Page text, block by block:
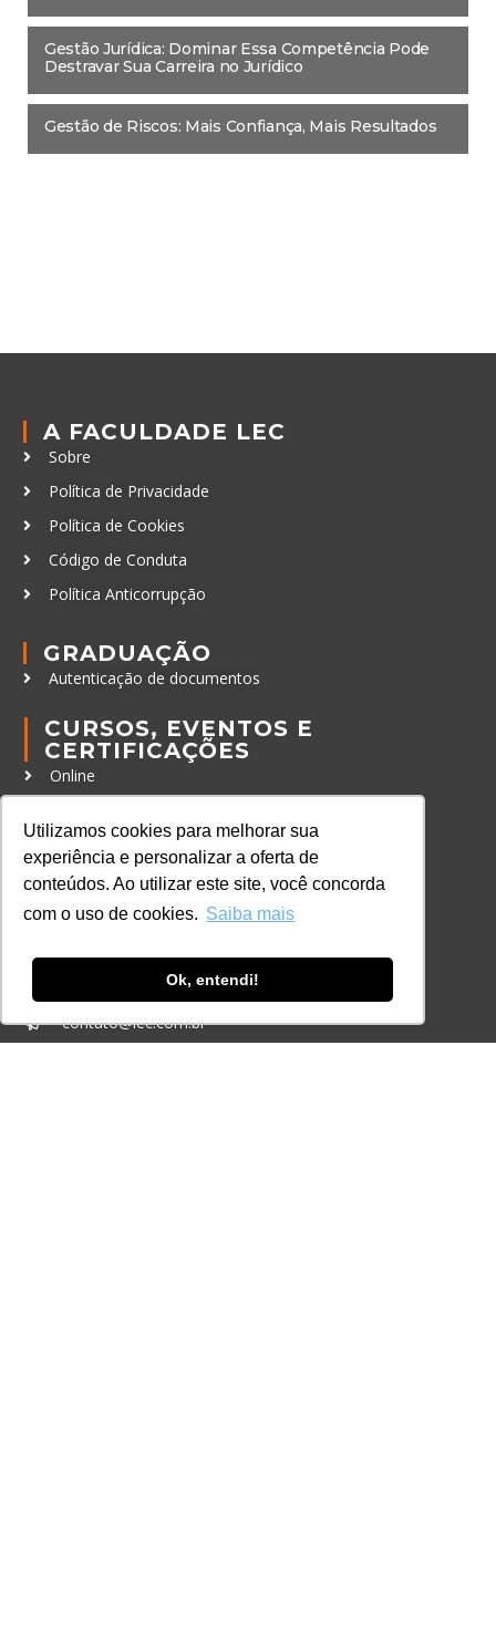
Utilizamos cookies para melhorar sua
experiência e personalizar a oferta de
conteúdos. Ao utilizar este site, você concorda
com o uso de cookies. Saiba mais
Ok, entendi!
Gestão Jurídica: Dominar Essa Competência Pode
Destravar Sua Carreira no Jurídico
Gestão de Riscos: Mais Confiança, Mais Resultados
A FACULDADE LEC
Sobre
Política de Privacidade
Política de Cookies
Código de Conduta
Política Anticorrupção
GRADUAÇÃO
Autenticação de documentos
CURSOS, EVENTOS E
CERTIFICAÇÕES
Online
Eventos
Certificações
CONTATO
+55 11 3259-2837
+55 11 98924-8322
contato@lec.com.br